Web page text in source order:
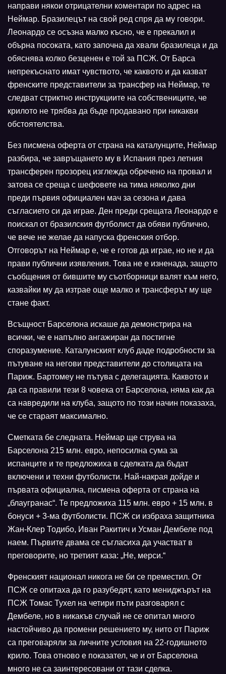
направи някои отрицателни коментари по адрес на
Неймар. Бразилецът на свой ред спря да му говори.
Леонардо се осъзна малко късно, че е прекалил и
обърна посоката, като започна да хвали бразилеца и да
обяснява колко безценен е той за ПСЖ. От Барса
непрекъснато имат чувството, че каквото и да казват
френските представители за трансфер на Неймар, те
следват стриктно инструкциите на собствениците, че
крилото не трябва да бъде продавано при никакви
обстоятелства.
Без писмена оферта от страна на каталунците, Неймар
разбира, че завръщането му в Испания през летния
трансферен прозорец изглежда обречено на провал и
затова се среща с шефовете на тима няколко дни
преди първия официален мач за сезона и дава
съгласието си да играе. Ден преди срещата Леонардо е
поискал от бразилския футболист да обяви публично,
че вече не желае да напуска френския отбор.
Отговорът на Неймар е, че е готов да играе, но не и да
прави публични изявления. Това не е изненада, защото
съобщения от бившите му съотборници валят към него,
казвайки му да изтрае още малко и трансферът му ще
стане факт.
Всъщност Барселона искаше да демонстрира на
всички, че е напълно ангажиран да постигне
споразумение. Каталунският клуб даде подробности за
пътуване на негови представители до столицата на
Париж. Бартомеу не пътува с делегацията. Каквото и
да са правили тези 8 човека от Барселона, няма как да
са навредили на клуба, защото по този начин показаха,
че се стараят максимално.
Сметката бе следната. Неймар ще струва на
Барселона 215 млн. евро, непосилна сума за
испанците и те предложиха в сделката да бъдат
включени и техни футболисти. Най-накрая дойде и
първата официална, писмена оферта от страна на
„блаугранас“. Те предложиха 115 млн. евро + 15 млн. в
бонуси + 3-ма футболисти. ПСЖ си избраха защитника
Жан-Клер Тодибо, Иван Ракитич и Усман Дембеле под
наем. Първите двама се съгласиха да участват в
преговорите, но третият каза: „Не, мерси.“
Френският национал никога не би се преместил. От
ПСЖ се опитаха да го разубедят, като мениджърът на
ПСЖ Томас Тухел на четири пъти разговарял с
Дембеле, но в никакъв случай не се опитал много
настойчиво да промени решението му, нито от Париж
са преговаряли за личните условия на 22-годишното
крило. Това отново е показател, че и от Барселона
много не са заинтересовани от тази сделка.